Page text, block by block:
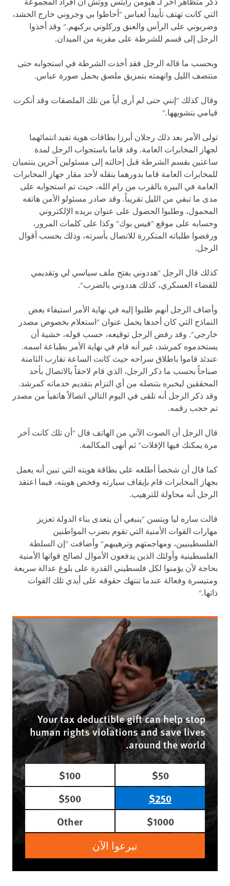
ذكر متظاهر آخر لـ هيومن رايتس ووتش أن أفراد المجموعة
التي كانت تهتف تأييداً لعباس "أحاطوا بي وجروني خارج الحشد،
وضربوني على الرأس والعنق وركلوني بركبهم." وقد أخذوا
الرجل إلى قسم للشرطة على مقربة من الميدان.
وبحسب ما قاله الرجل فقد أخذت الشرطة في استجوابه حتى
منتصف الليل واتهمته بتمزيق ملصق يحمل صورة عباس.
وقال كذلك "إنني حتى لم أرى أياً من تلك الملصقات وقد أنكرت
قيامي بتشويهها."
تولى الأمر بعد ذلك رجلان أبرزا بطاقات هوية تفيد انتمائهما
لجهاز المخابرات العامة. وقد قاما باستجواب الرجل لمدة
ساعتين بقسم الشرطة قبل إحالته إلى مسئولين آخرين ينتميان
للمخابرات العامة قاما بدورهما بنقله لأحد مقار جهاز المخابرات
العامة في البيرة بالقرب من رام الله، حيث تم استجوابه على
مدى ما تبقي من الليل تقريباً. وقد صادر مسئولو الأمن هاتفه
المحمول، وطلبوا الحصول على عنوان بريده الإلكتروني
وحسابه على موقع "فيس بوك" وكذا على كلمات المرور،
ورفضوا طلباته المتكررة للاتصال بأسرته، وذلك بحسب أقوال
الرجل.
كذلك قال الرجل "هددوني بفتح ملف سياسي لي وتقديمي
للقضاء العسكري، كذلك هددوني بالضرب".
وأضاف الرجل أنهم طلبوا إليه في نهاية الأمر استيفاء بعض
النماذج التي كان أحدها يحمل عنوان "استعلام بخصوص مصدر
خارجي". وقد رفض الرجل توقيعه، حسب قوله، خشية أن
يستخدموه كمرشد، غير أنه قام في نهاية الأمر بطباعة اسمه.
عندئذ قاموا باطلاق سراحه حيث كانت الساعة تقارب الثامنة
صباحاً بحسب ما ذكر الرجل، الذي قام لاحقاً بالاتصال بأحد
المحققين ليخبره بتنصله من أي التزام بتقديم خدماته كمرشد.
وقد ذكر الرجل أنه تلقى في اليوم التالي اتصالاً هاتفياَ من مصدر
تم حجب رقمه.
قال الرجل أن الصوت الآتي من الهاتف قال "أن تلك كانت آخر
مرة يمكنك فيها الإفلات" ثم أنهى المكالمة.
كما قال أن شخصاَ أطلعه على بطاقة هويته التي تبين أنه يعمل
بجهاز المخابرات قام بإيقاف سيارته وفحص هويته، فيما اعتقد
الرجل أنه محاولة للترهيب.
قالت ساره ليا ويتسن "ينبغي أن يتعدى بناء الدولة تعزيز
مهارات القوات الأمنية التي تقوم بضرب المواطنين
الفلسطينيين، ومهاجمتهم وترهيبهم" وأضافت "إن السلطة
الفلسطينية وأولئك الذين يدفعون الأموال لصالح قواتها الأمنية
بحاجة لأن يؤمنوا لكل فلسطيني القدرة على بلوغ عدالة سريعة
ومتيسرة وفعالة عندما تنتهك حقوقه على أيدي تلك القوات
ذاتها."
Your tax deductible gift can help stop
human rights violations and save lives
around the world.
$50
$100
$250
$500
$1000
Other
تبرعوا الآن